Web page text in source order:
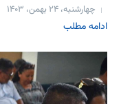
چهارشنبه، ۲۴ بهمن، ۱۴۰۳
ادامه مطلب